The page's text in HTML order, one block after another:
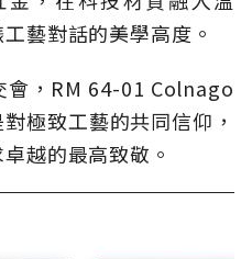
藝對話的美學高度。
會，RM 64-01 Colnago
極致工藝的共同信仰，
越的最高致敬。